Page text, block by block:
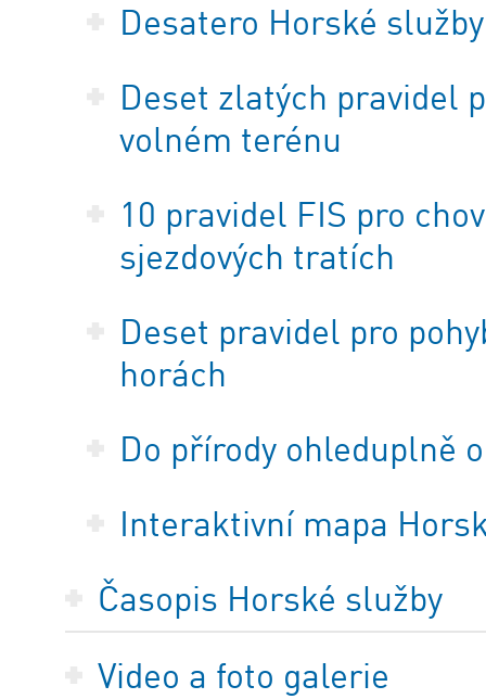
Desatero Horské služby
Deset zlatých pravidel
volném terénu
10 pravidel FIS pro
sjezdových tratích
Deset pravidel pro
horách
Do přírody ohleduplně
Interaktivní mapa
Časopis Horské služby
Video a foto galerie